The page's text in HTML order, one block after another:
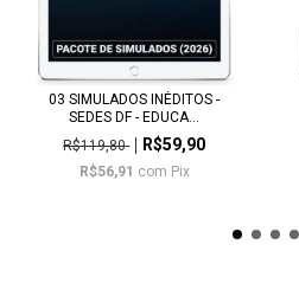
03 SIMULADOS INÉDITOS -
SEDES DF - EDUCA...
R$119,80
R$59,90
R$56,91 com Pix